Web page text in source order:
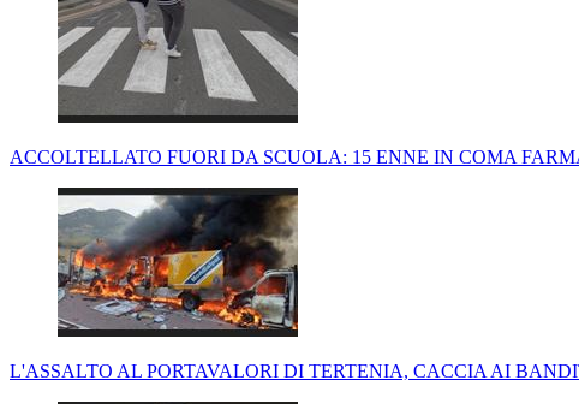
ACCOLTELLATO FUORI DA SCUOLA: 15 ENNE IN COMA
L'ASSALTO AL PORTAVALORI DI TERTENIA, CACCIA AI